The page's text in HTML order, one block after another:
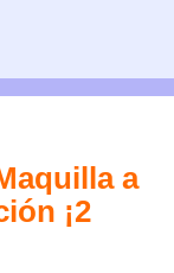
a
¡2